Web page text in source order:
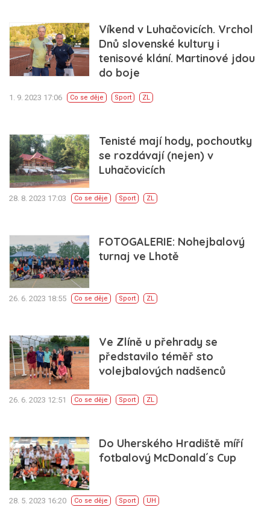
Víkend v Luhačovicích. Vrchol
Dnů slovenské kultury i
tenisové klání. Martinové jdou
do boje
1. 9. 2023 17:06 Co se děje Sport ZL
Tenisté mají hody, pochoutky
se rozdávají (nejen) v
Luhačovicích
28. 8. 2023 17:03 Co se děje Sport ZL
FOTOGALERIE: Nohejbalový
turnaj ve Lhotě
26. 6. 2023 18:55 Co se děje Sport ZL
Ve Zlíně u přehrady se
představilo téměř sto
volejbalových nadšenců
26. 6. 2023 12:51 Co se děje Sport ZL
Do Uherského Hradiště míří
fotbalový McDonald´s Cup
28. 5. 2023 16:20 Co se děje Sport UH